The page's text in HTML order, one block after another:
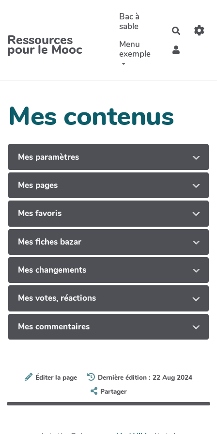
Ressources
pour le Mooc
Bac à
sable
Menu
exemple
Mes contenus
Mes paramètres
Mes pages
Mes favoris
Mes fiches bazar
Mes changements
Mes votes, réactions
Mes commentaires
Éditer la page
Dernière édition : 22 Aug 2024
Partager